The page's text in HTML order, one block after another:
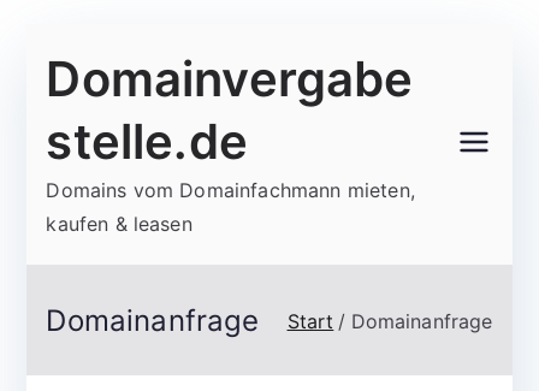
Inhalt
Domainvergabe
stelle.de
Domains vom Domainfachmann mieten,
kaufen & leasen
Domainanfrage Start Domainanfrage